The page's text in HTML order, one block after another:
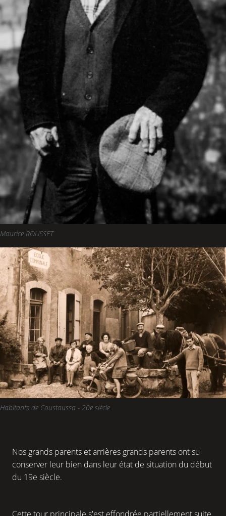
Maurice ROUSSET
Habitants de Coustaussa - 20e siècle
Nos grands parents et arrières grands parents ont su
conserver leur bien dans leur état de situation du début
du 19e siècle.